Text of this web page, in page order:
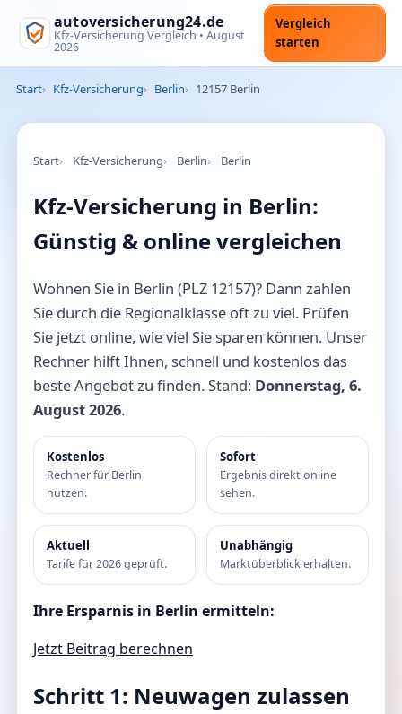
autoversicherung24.de
Kfz-Versicherung Vergleich • August
2026
Vergleich
starten
Start Kfz-Versicherung Berlin 12157 Berlin
Start Kfz-Versicherung Berlin Berlin
Kfz-Versicherung in Berlin:
Günstig & online vergleichen
Wohnen Sie in Berlin (PLZ 12157)? Dann zahlen
Sie durch die Regionalklasse oft zu viel. Prüfen
Sie jetzt online, wie viel Sie sparen können. Unser
Rechner hilft Ihnen, schnell und kostenlos das
beste Angebot zu finden. Stand: Donnerstag, 6.
August 2026.
Kostenlos
Rechner für Berlin
nutzen.
Sofort
Ergebnis direkt online
sehen.
Aktuell
Tarife für 2026 geprüft.
Unabhängig
Marktüberblick erhalten.
Ihre Ersparnis in Berlin ermitteln:
Jetzt Beitrag berechnen
Schritt 1: Neuwagen zulassen